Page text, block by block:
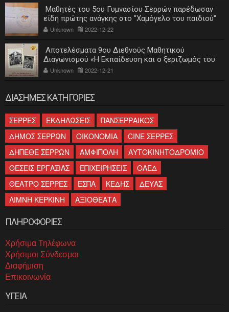
Μαθητές του 5ου Γυμνασίου Σερρών παρέδωσαν
είδη πρώτης ανάγκης στο "Χαμόγελο του παιδιού"
Unknown 2022-12-22
Αποτελέσματα 9ου Διεθνούς Μαθητικού
Διαγωνισμού «Η Εκπαίδευση και ο ξεριζωμός του
ελληνισμού»
Unknown 2022-12-21
ΔΙΑΣΗΜΕΣ ΚΑΤΗΓΟΡΙΕΣ
ΣΕΡΡΕΣ ΕΚΔΗΛΩΣΕΙΣ
ΠΑΝΣΕΡΡΑΙΚΟΣ
ΔΗΜΟΣ ΣΕΡΡΩΝ
ΟΙΚΟΝΟΜΙΑ
CINE ΣΕΡΡΕΣ
ΔΗΠΕΘΕ ΣΕΡΡΩΝ
ΑΜΦΙΠΟΛΗ
ΑΥΤΟΚΙΝΗΤΟΔΡΟΜΙΟ
ΘΕΣΕΙΣ ΕΡΓΑΣΙΑΣ
ΕΠΙΧΕΙΡΗΣΕΙΣ
ΟΑΕΔ
ΘΕΑΤΡΟ ΣΕΡΡΕΣ
ΕΣΠΑ ΚΕΔΗΣ
ΔΕΥΑΣ
ΛΙΜΝΗ ΚΕΡΚΙΝΗ
ΑΞΙΟΘΕΑΤΑ
ΠΛΗΡΟΦΟΡΙΕΣ
Χρήσιμα Τηλέφωνα
Χρήσιμοι Σύνδεσμοι
Διαφήμιση
Επικοινωνία
ΥΓΕΙΑ